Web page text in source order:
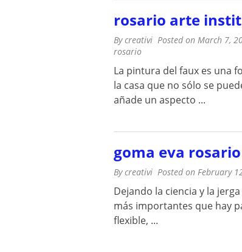
rosario arte
Bycreativi Posted on March 7,
rosario
La pintura del faux es una
la casa que no sólo se
añade un aspecto ...
goma eva rosario
Bycreativi Posted on February
Dejando la ciencia y la
más importantes que hay
flexible, ...